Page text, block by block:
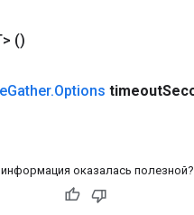
()
Gather.Options timeout
оказалась полезной?